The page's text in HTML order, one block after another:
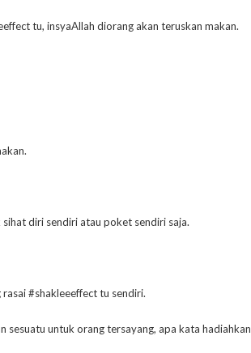
tu, insyaAllah diorang akan teruskan makan.
sihat diri sendiri atau poket sendiri saja.
#shakleeeffect tu sendiri.
sesuatu untuk orang tersayang, apa kata hadiahkan